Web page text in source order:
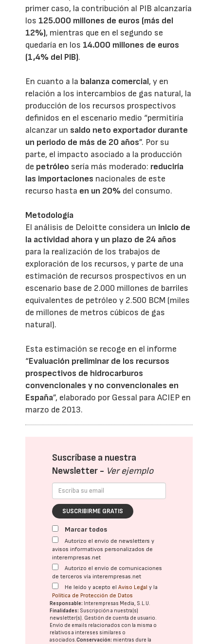
primer caso, la contribución al PIB alcanzaría
los 125.000 millones de euros (más del
12%), mientras que en el segundo se
quedaría en los 14.000 millones de euros
(1,4% del PIB).
En cuanto a la balanza comercial, y en
relación a los intercambios de gas natural, la
producción de los recursos prospectivos
definidos en el escenario medio “permitiría
alcanzar un saldo neto exportador durante
un periodo de más de 20 años”. Por su
parte, el impacto asociado a la producción
de petróleo sería más moderado: reduciría
las importaciones nacionales de este
recurso hasta en un 20% del consumo.
Metodología
El análisis de Deloitte considera un inicio de
la actividad ahora y un plazo de 24 años
para la realización de los trabajos de
exploración de los recursos, y parte de una
estimación de recursos prospectivos en un
escenario base de 2.000 millones de barriles
equivalentes de petróleo y 2.500 BCM (miles
de millones de metros cúbicos de gas
natural).
Esta estimación se recoge en el informe
“Evaluación preliminar de los recursos
prospectivos de hidrocarburos
convencionales y no convencionales en
España”, elaborado por Gessal para ACIEP en
marzo de 2013.
Suscríbase a nuestra
Newsletter - Ver ejemplo
SUSCRIBIRME GRATIS
Marcar todos
Autorizo el envío de newsletters y
avisos informativos personalizados de
interempresas.net
Autorizo el envío de comunicaciones
de terceros vía interempresas.net
He leído y acepto elAviso Legal y la
Política de Protección de Datos
Responsable: Interempresas Media, S.L.U.
Finalidades: Suscripción a nuestra(s)
newsletter(s). Gestión de cuenta de usuario.
Envío de emails relacionados con la misma o
relativos a intereses similares o
asociados.Conservación: mientras dure la